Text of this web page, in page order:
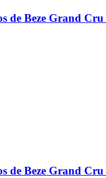
de Beze Grand Cru
de Beze Grand Cru